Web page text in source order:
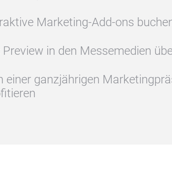
Marketing-Add-ons
Preview in den Messemedien
einer ganzjährigen